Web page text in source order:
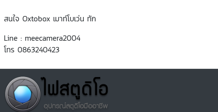
สนใจ Oxtobox เมาท์โบเว่น ทัก
Line : meecamera2004
โทร 0863240423